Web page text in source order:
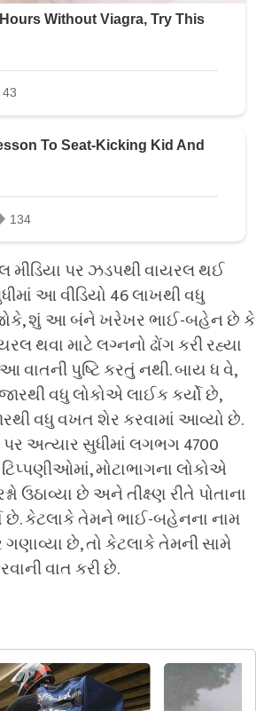
મીડિયા પર ઝડપથી વાયરલ થઈ
આ વીડિયો 46 લાખથી વધુ
શું આ બંને ખરેખર ભાઈ-બહેન છે કે
થવા માટે લગ્નનો ઢોંગ કરી રહ્યા
વાતની પુષ્ટિ કરતું નથી. બાય ધ વે,
વધુ લોકોએ લાઈક કર્યો છે,
વધુ વખત શેર કરવામાં આવ્યો છે.
પર અત્યાર સુધીમાં લગભગ 4700
મોટાભાગના લોકોએ
ઉઠાવ્યા છે અને તીક્ષ્ણ રીતે પોતાના
છે. કેટલાકે તેમને ભાઈ-બહેનના નામ
છે, તો કેટલાકે તેમની સામે
વાત કરી છે.